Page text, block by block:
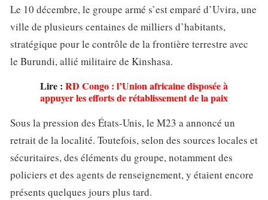
Le 10 décembre, le groupe armé s’est emparé d’Uvira, une
ville de plusieurs centaines de milliers d’habitants,
stratégique pour le contrôle de la frontière terrestre avec
le Burundi, allié militaire de Kinshasa.
Lire : RD Congo : l’Union africaine disposée à
appuyer les efforts de rétablissement de la paix
Sous la pression des États-Unis, le M23 a annoncé un
retrait de la localité. Toutefois, selon des sources locales et
sécuritaires, des éléments du groupe, notamment des
policiers et des agents de renseignement, y étaient encore
présents quelques jours plus tard.